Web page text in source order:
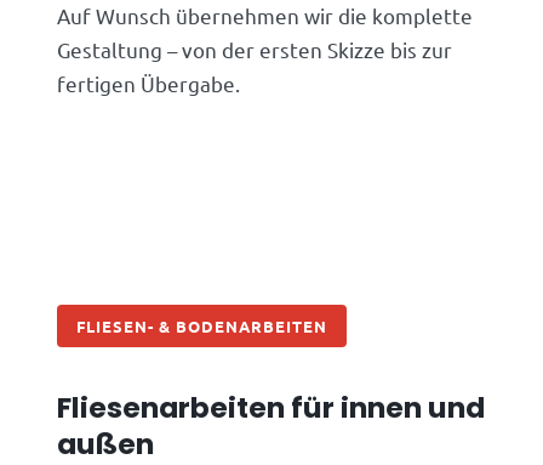
Auf Wunsch übernehmen wir die komplette
Gestaltung – von der ersten Skizze bis zur
fertigen Übergabe.
FLIESEN- & BODENARBEITEN
Fliesenarbeiten für innen und
außen